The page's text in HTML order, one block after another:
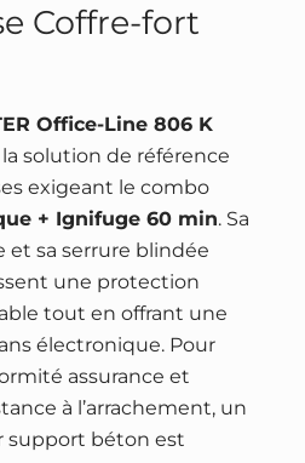
Coffre-fort
Office-Line 806 K
solution de référence
exigeant le combo
+ Ignifuge 60 min. Sa
sa serrure blindée
une protection
tout en offrant une
électronique. Pour
assurance et
à l’arrachement, un
support béton est